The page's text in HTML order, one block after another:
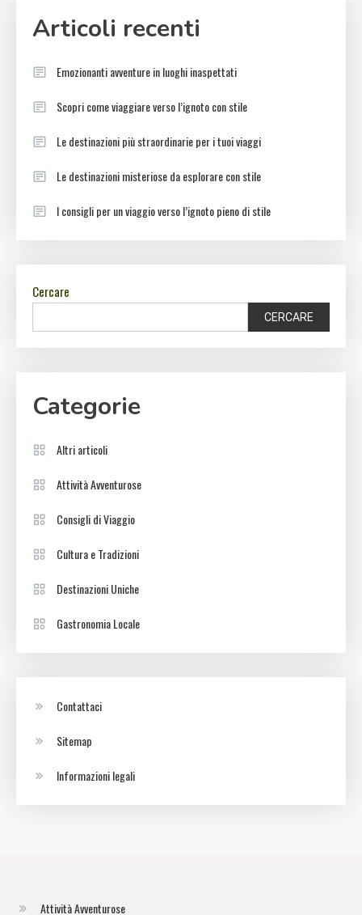
Articoli recenti
Emozionanti avventure in luoghi inaspettati
Scopri come viaggiare verso l’ignoto con stile
Le destinazioni più straordinarie per i tuoi viaggi
Le destinazioni misteriose da esplorare con stile
I consigli per un viaggio verso l’ignoto pieno di stile
Cercare
CERCARE
Categorie
Altri articoli
Attività Avventurose
Consigli di Viaggio
Cultura e Tradizioni
Destinazioni Uniche
Gastronomia Locale
Contattaci
Sitemap
Informazioni legali
Attività Avventurose